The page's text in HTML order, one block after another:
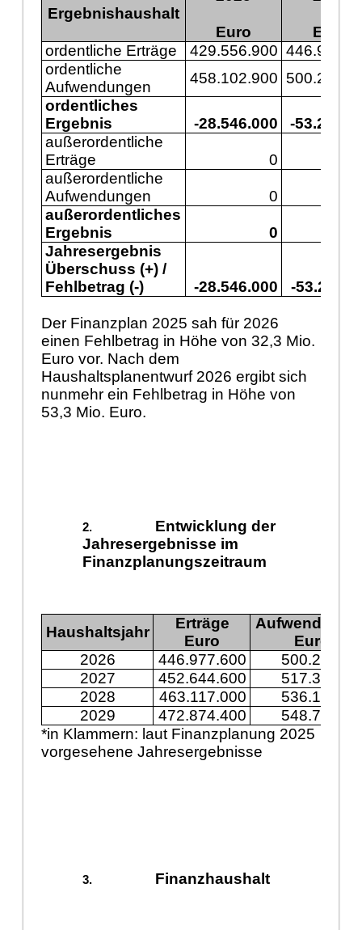
Ergebnishaushalt
Euro
Euro
ordentliche Erträge
429.556.900
ordentliche
Aufwendungen
458.102.900
ordentliches
Ergebnis
-28.546.000
-
außerordentliche
Erträge
0
außerordentliche
Aufwendungen
0
außerordentliches
Ergebnis
0
Jahresergebnis
Überschuss (+) /
Fehlbetrag (-)
-28.546.000 -
Der Finanzplan 2025 sah für 2026
einen Fehlbetrag in Höhe von 32,3 Mio.
Euro vor. Nach dem
Haushaltsplanentwurf 2026 ergibt sich
nunmehr ein Fehlbetrag in Höhe von
53,3 Mio. Euro.
Entwicklung der
Jahresergebnisse im
Finanzplanungszeitraum
Haushaltsjahr
Erträge
Euro
Euro
2026
446.977.600
2027
452.644.600
2028
463.117.000
2029
472.874.400
*in Klammern: laut Finanzplanung 2025
vorgesehene Jahresergebnisse
Finanzhaushalt